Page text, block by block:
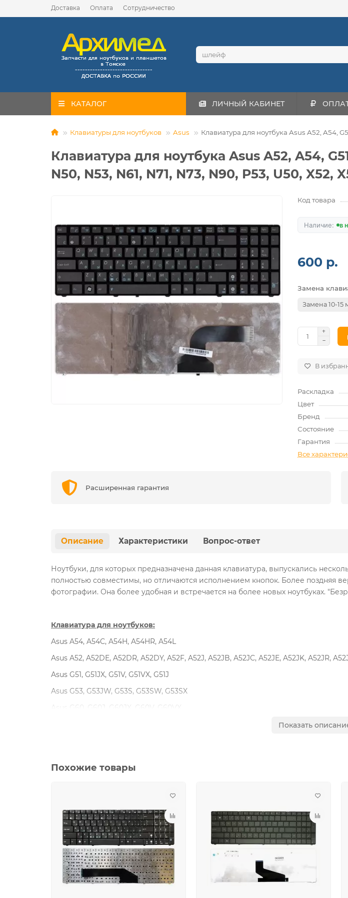
Доставка Оплата Сотрудничество
КАТАЛОГ ЛИЧНЫЙ КАБИНЕТ
Клавиатуры для ноутбуков Asus Клавиатура для ноутбука Asus A52, A54,
Клавиатура для ноутбука Asus A52, A54,
N50, N53, N61, N71, N73, N90, P53, U50,
Код товара
в
600 р.
Замена
Замена 10-15
В
Раскладка
Цвет
Бренд
Состояние
Гарантия
Все
Расширенная гарантия
Описание Характеристики Вопрос-ответ
Ноутбуки, для которых предназначена данная клавиатура, выпускались
полностью совместимы, но отличаются исполнением кнопок. Более поздняя
фотографии. Она более удобная и встречается на более новых ноутбуках.
Клавиатура для ноутбуков:
Asus A54, A54C, A54H, A54HR, A54L
Asus A52, A52DE, A52DR, A52DY, A52F, A52J, A52JB, A52JC, A52JE, A52JK, A52JR,
Asus G51, G51JX, G51V, G51VX, G51J
Asus G53, G53JW, G53S, G53SW, G53SX
Asus G60, G60J, G60JX, G60V, G60VX
Asus K53S
Asus K73, K73B, K73E, K73S, K73SJ, K73SD, K73SM, K73SV, K73TA, K73TK
Asus N50, N50V
Asus N53, N53JF, N53JQ, N53SV, N53SN, N53NB
Asus N61, N61V, N61W, N61J, N61JA, N61JG, N61JV, N61VF, N61VG, N61VN
Показать
Похожие товары